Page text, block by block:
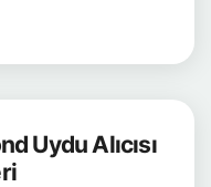
Uydu Alıcısı